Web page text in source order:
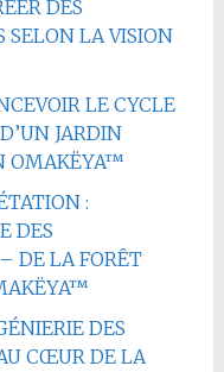
DES
SELON LA VISION
LE CYCLE
JARDIN
OMAKËYA™
:
DES
DE LA FORÊT
DES
CŒUR DE LA